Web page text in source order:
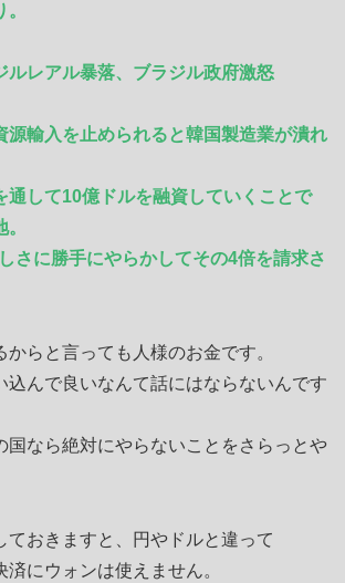
ルレアル暴落、ブラジル政府激怒
源輸入を止められると韓国製造業が潰れ
通して10億ドルを融資していくことで
さに勝手にやらかしてその4倍を請求さ
からと言っても人様のお金です。
込んで良いなんて話にはならないんです
国なら絶対にやらないことをさらっとや
ておきますと、円やドルと違って
済にウォンは使えません。